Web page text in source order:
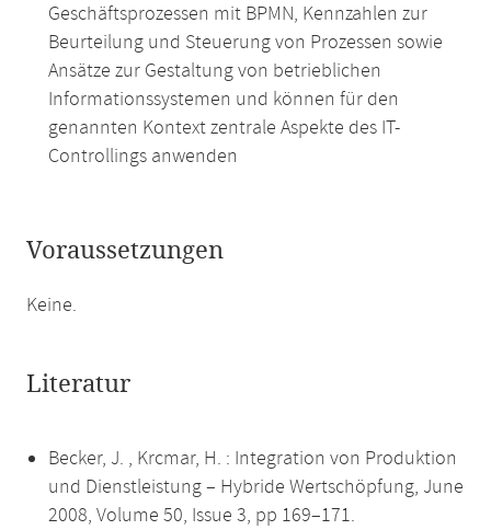
Geschäftsprozessen mit BPMN, Kennzahlen zur
Beurteilung und Steuerung von Prozessen sowie
Ansätze zur Gestaltung von betrieblichen
Informationssystemen und können für den
genannten Kontext zentrale Aspekte des IT-
Controllings anwenden
Voraussetzungen
Keine.
Literatur
Becker, J. , Krcmar, H. : Integration von Produktion
und Dienstleistung – Hybride Wertschöpfung, June
2008, Volume 50, Issue 3, pp 169–171.